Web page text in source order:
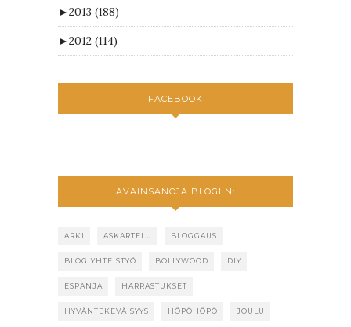
►2013 (188)
►2012 (114)
FACEBOOK
AVAINSANOJA BLOGIIN:
ARKI ASKARTELU BLOGGAUS
BLOGIYHTEISTYÖ BOLLYWOOD DIY
ESPANJA HARRASTUKSET
HYVÄNTEKEVÄISYYS HÖPÖHÖPÖ JOULU